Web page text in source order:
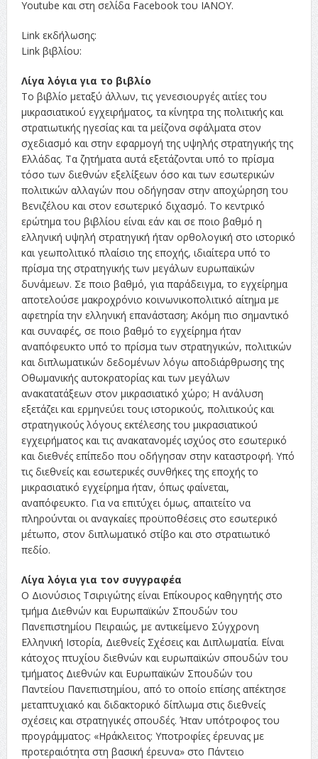
Youtube και στη σελίδα Facebook του ΙΑΝΟΥ.
Link εκδήλωσης:
Link βιβλίου:
Λίγα λόγια για το βιβλίο
Το βιβλίο μεταξύ άλλων, τις γενεσιουργές αιτίες του
μικρασιατικού εγχειρήματος, τα κίνητρα της πολιτικής και
στρατιωτικής ηγεσίας και τα μείζονα σφάλματα στον
σχεδιασμό και στην εφαρμογή της υψηλής στρατηγικής της
Ελλάδας. Τα ζητήματα αυτά εξετάζονται υπό το πρίσμα
τόσο των διεθνών εξελίξεων όσο και των εσωτερικών
πολιτικών αλλαγών που οδήγησαν στην αποχώρηση του
Βενιζέλου και στον εσωτερικό διχασμό. Το κεντρικό
ερώτημα του βιβλίου είναι εάν και σε ποιο βαθμό η
ελληνική υψηλή στρατηγική ήταν ορθολογική στο ιστορικό
και γεωπολιτικό πλαίσιο της εποχής, ιδιαίτερα υπό το
πρίσμα της στρατηγικής των μεγάλων ευρωπαϊκών
δυνάμεων. Σε ποιο βαθμό, για παράδειγμα, το εγχείρημα
αποτελούσε μακροχρόνιο κοινωνικοπολιτικό αίτημα με
αφετηρία την ελληνική επανάσταση; Ακόμη πιο σημαντικό
και συναφές, σε ποιο βαθμό το εγχείρημα ήταν
αναπόφευκτο υπό το πρίσμα των στρατηγικών, πολιτικών
και διπλωματικών δεδομένων λόγω αποδιάρθρωσης της
Οθωμανικής αυτοκρατορίας και των μεγάλων
ανακατατάξεων στον μικρασιατικό χώρο; Η ανάλυση
εξετάζει και ερμηνεύει τους ιστορικούς, πολιτικούς και
στρατηγικούς λόγους εκτέλεσης του μικρασιατικού
εγχειρήματος και τις ανακατανομές ισχύος στο εσωτερικό
και διεθνές επίπεδο που οδήγησαν στην καταστροφή. Υπό
τις διεθνείς και εσωτερικές συνθήκες της εποχής το
μικρασιατικό εγχείρημα ήταν, όπως φαίνεται,
αναπόφευκτο. Για να επιτύχει όμως, απαιτείτο να
πληρούνται οι αναγκαίες προϋποθέσεις στο εσωτερικό
μέτωπο, στον διπλωματικό στίβο και στο στρατιωτικό
πεδίο.
Λίγα λόγια για τον συγγραφέα
Ο Διονύσιος Τσιριγώτης είναι Επίκουρος καθηγητής στο
τμήμα Διεθνών και Ευρωπαϊκών Σπουδών του
Πανεπιστημίου Πειραιώς, με αντικείμενο Σύγχρονη
Ελληνική Ιστορία, Διεθνείς Σχέσεις και Διπλωματία. Είναι
κάτοχος πτυχίου διεθνών και ευρωπαϊκών σπουδών του
τμήματος Διεθνών και Ευρωπαϊκών Σπουδών του
Παντείου Πανεπιστημίου, από το οποίο επίσης απέκτησε
μεταπτυχιακό και διδακτορικό δίπλωμα στις διεθνείς
σχέσεις και στρατηγικές σπουδές. Ήταν υπότροφος του
προγράμματος: «Ηράκλειτος: Υποτροφίες έρευνας με
προτεραιότητα στη βασική έρευνα» στο Πάντειο